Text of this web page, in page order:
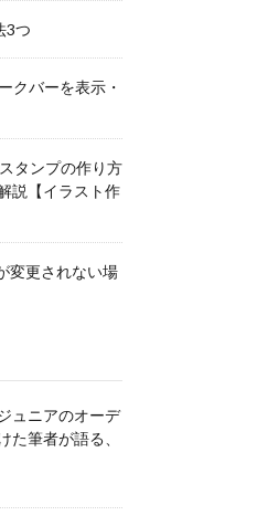
3つ
クバーを表示・
タンプの作り方
説【イラスト作
変更されない場
ュニアのオーデ
た筆者が語る、